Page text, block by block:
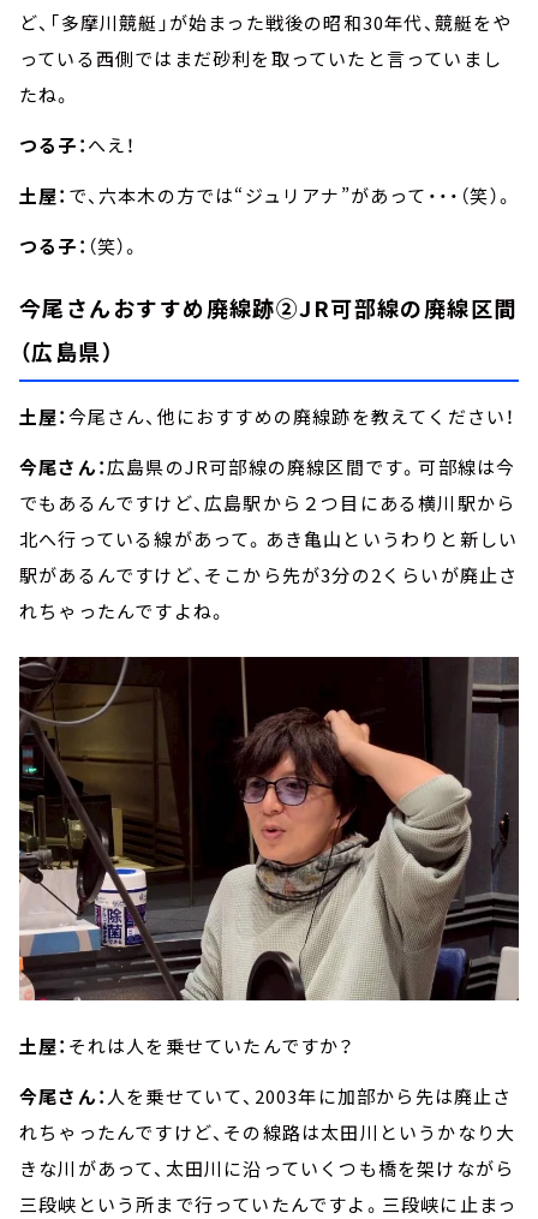
ど、「多摩川競艇」が始まった戦後の昭和30年代、競艇をや
っている西側ではまだ砂利を取っていたと言っていまし
たね。
つる子：へえ！
土屋： で、六本木の方では“ジュリアナ”があって・・・（笑）。
つる子： （笑）。
今尾さんおすすめ廃線跡②JR可部線の廃線区間
（広島県）
土屋：今尾さん、他におすすめの廃線跡を教えてください！
今尾さん：広島県のJR可部線の廃線区間です。可部線は今
でもあるんですけど、広島駅から２つ目にある横川駅から
北へ行っている線があって。あき亀山というわりと新しい
駅があるんですけど、そこから先が3分の2くらいが廃止さ
れちゃったんですよね。
土屋： それは人を乗せていたんですか？
今尾さん：人を乗せていて、2003年に加部から先は廃止さ
れちゃったんですけど、その線路は太田川というかなり大
きな川があって、太田川に沿っていくつも橋を架けながら
三段峡という所まで行っていたんですよ。三段峡に止まっ